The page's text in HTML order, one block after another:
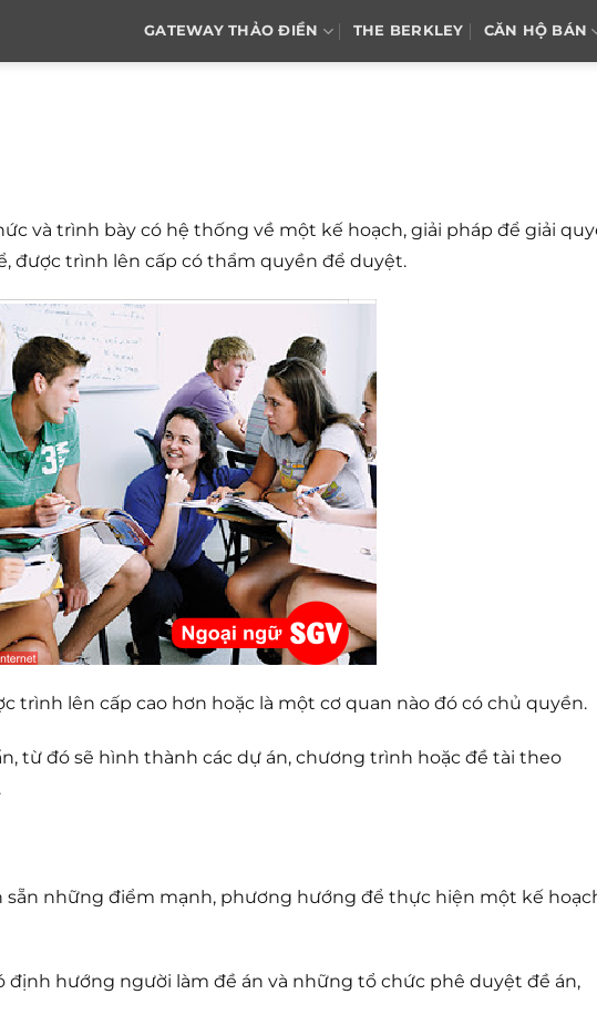
GATEWAY THẢO ĐIỀN THE BERKLEY CĂN HỘ BÁN
và trình bày có hệ thống về một kế hoạch, giải pháp để giải
được trình lên cấp có thẩm quyền để duyệt.
trình lên cấp cao hơn hoặc là một cơ quan nào đó có chủ quyền.
từ đó sẽ hình thành các dự án, chương trình hoặc đề tài theo
sẵn những điểm mạnh, phương hướng để thực hiện một kế
hướng người làm đề án và những tổ chức phê duyệt đề án,